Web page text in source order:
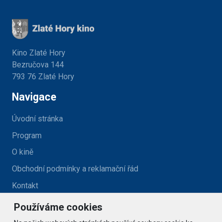
Používáme cookies
Kino Zlaté Hory
Bezručova 144
793 76 Zlaté Hory
Navigace
Úvodní stránka
Program
O kině
Obchodní podmínky a reklamační řád
Kontakt
Kontakt